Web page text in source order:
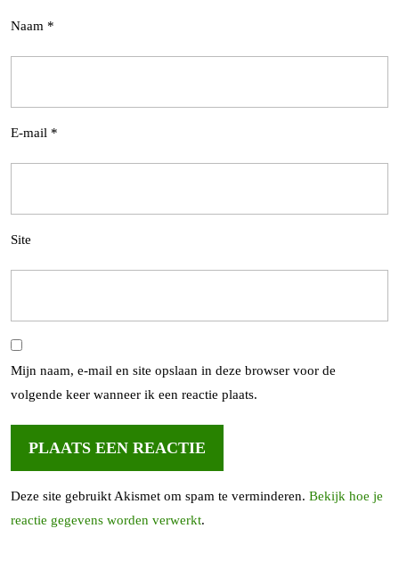
Naam *
E-mail *
Site
Mijn naam, e-mail en site opslaan in deze browser voor de
volgende keer wanneer ik een reactie plaats.
Deze site gebruikt Akismet om spam te verminderen. Bekijk hoe je
reactie gegevens worden verwerkt.